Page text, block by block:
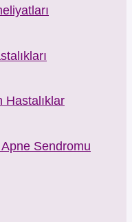
Hastalıklar
Apne Sendromu